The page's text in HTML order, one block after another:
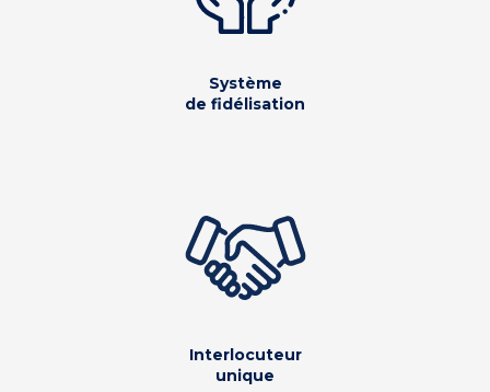
Système
de fidélisation
Interlocuteur
unique